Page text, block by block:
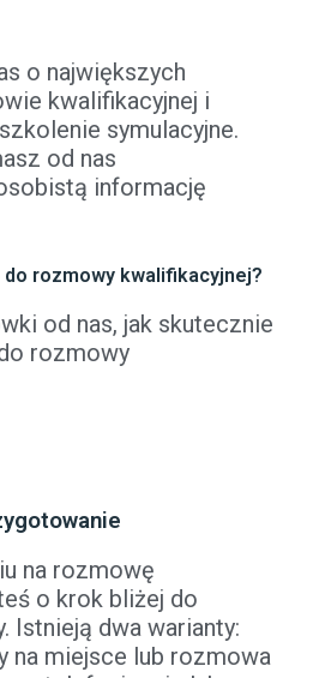
o największych
kwalifikacyjnej i
symulacyjne.
od nas
informację
rozmowy kwalifikacyjnej?
od nas, jak skutecznie
rozmowy
na rozmowę
o krok bliżej do
Istnieją dwa warianty:
na miejsce lub rozmowa